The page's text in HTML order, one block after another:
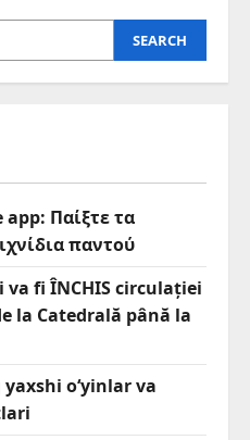
SEARCH
Παίξτε τα
παντού
fi ÎNCHIS circulației
la Catedrală până la
o‘yinlar va